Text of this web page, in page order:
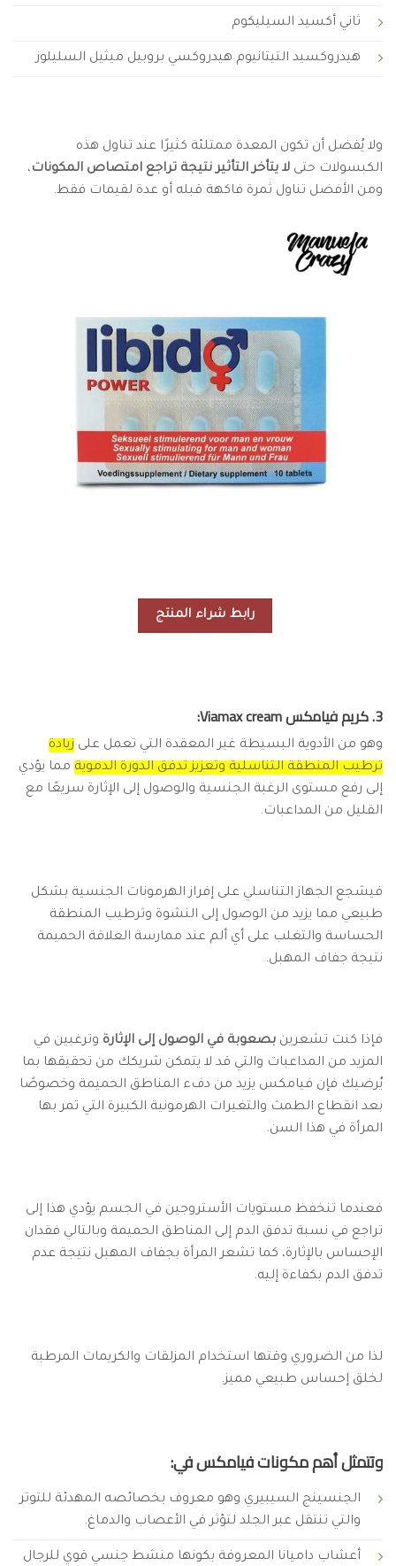
ثاني أكسيد السيليكوم
هيدروكسيد التيتانيوم هيدروكسي بروبيل ميثيل السليلوز
ولا يُفضل أن تكون المعدة ممتلئة كثيرًا عند تناول هذه
الكبسولات حتى لا يتأخر التأثير نتيجة تراجع امتصاص المكونات،
ومن الأفضل تناول ثمرة فاكهة قبله أو عدة لقيمات فقط.
رابط شراء المنتج
3. كريم فيامكس Viamax cream:
وهو من الأدوية البسيطة غير المعقدة التي تعمل على زيادة
ترطيب المنطقة التناسلية وتعزيز تدفق الدورة الدموية مما يؤدي
إلى رفع مستوى الرغبة الجنسية والوصول إلى الإثارة سريعًا مع
القليل من المداعبات.
فيشجع الجهاز التناسلي على إفراز الهرمونات الجنسية بشكل
طبيعي مما يزيد من الوصول إلى النشوة وترطيب المنطقة
الحساسة والتغلب على أي ألم عند ممارسة العلاقة الحميمة
نتيجة جفاف المهبل.
فإذا كنت تشعرين بصعوبة في الوصول إلى الإثارة وترغبين في
المزيد من المداعبات والتي قد لا يتمكن شريكك من تحقيقها بما
يُرضيك فإن فيامكس يزيد من دفء المناطق الحميمة وخصوصًا
بعد انقطاع الطمث والتغيرات الهرمونية الكبيرة التي تمر بها
المرأة في هذا السن.
فعندما تنخفظ مستويات الأستروجين في الجسم يؤدي هذا إلى
تراجع في نسبة تدفق الدم إلى المناطق الحميمة وبالتالي فقدان
الإحساس بالإثارة، كما تشعر المرأة بجفاف المهبل نتيجة عدم
تدفق الدم بكفاءة إليه.
لذا من الضروري وقتها استخدام المزلقات والكريمات المرطبة
لخلق إحساس طبيعي مميز.
وتتمثل أهم مكونات فيامكس في:
الجنسينج السيبيري وهو معروف بخصائصه المهدئة للتوتر
والتي تنتقل عبر الجلد لتؤثر في الأعصاب والدماغ.
أعشاب داميانا المعروفة بكونها منشط جنسي قوي للرجال